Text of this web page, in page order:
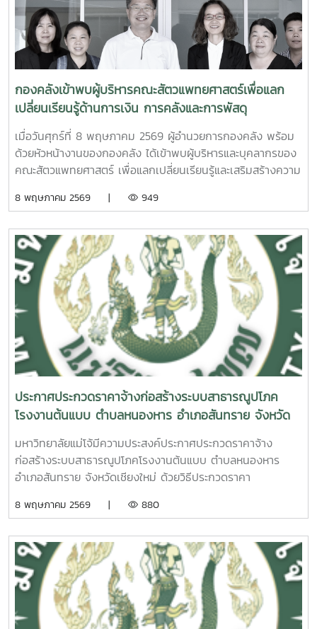
กองคลังเข้าพบผู้บริหารคณะสัตวแพทยศาสตร์เพื่อแลก
เปลี่ยนเรียนรู้ด้านการเงิน การคลังและการพัสดุ
เมื่อวันศุกร์ที่ 8 พฤษภาคม 2569 ผู้อำนวยการกองคลัง พร้อม
ด้วยหัวหน้างานของกองคลัง ได้เข้าพบผู้บริหารและบุคลากรของ
คณะสัตวแพทยศาสตร์ เพื่อแลกเปลี่ยนเรียนรู้และเสริมสร้างความ
งานต่าง ๆ เป็นกิจกรรมภายใต้โครงการกองคลังสัญจร ปี 2569
เงิน การคลัง และการพัสดุแก่ผู้บริหารและผู้ปฏิบัติงานที่เกี่ยวข้อง
8 พฤษภาคม 2569 | 949
ประกาศประกวดราคาจ้างก่อสร้างระบบสาธารณูปโภค
โรงงานต้นแบบ ตำบลหนองหาร อำเภอสันทราย จังหวัด
เชียงใหม่ ด้วยวิธีประกวดราคาอิเล็กทรอนิกส์ (e-bidding)
มหาวิทยาลัยแม่โจ้มีความประสงค์ประกาศประกวดราคาจ้าง
ก่อสร้างระบบสาธารณูปโภคโรงงานต้นแบบ ตำบลหนองหาร
อำเภอสันทราย จังหวัดเชียงใหม่ ด้วยวิธีประกวดราคา
8 พฤษภาคม 2569 | 880